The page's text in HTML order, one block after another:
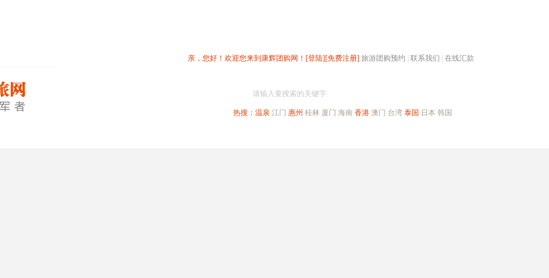
亲，您好！欢迎您来到康辉团购网！ [登陆][免费注册] 旅游团购预约 联系我们 在线汇款
请输入要搜索的关键字
热搜： 温泉 江门 惠州 桂林 厦门 海南 香港 澳门 台湾 泰国 日本 韩国